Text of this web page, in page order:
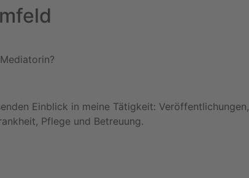
Einblick in meine Tätigkeit: Veröffentlichungen,
Pflege und Betreuung.